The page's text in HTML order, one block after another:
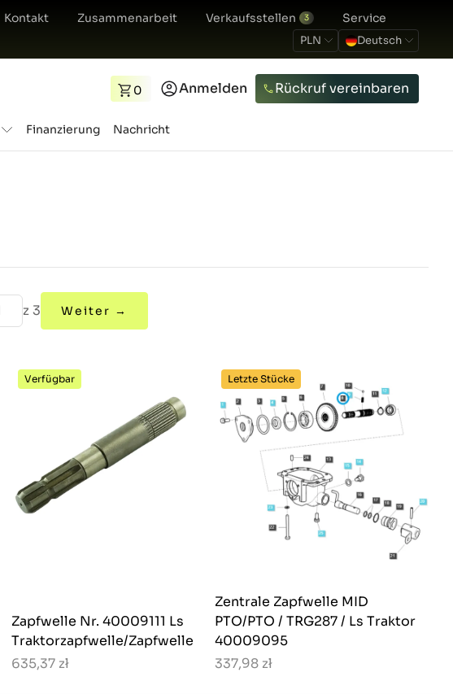
Kontakt Zusammenarbeit Verkaufsstellen 3 Service
PLN Deutsch
0 Anmelden Rückruf vereinbaren
Finanzierung Nachricht
z 3 Weiter →
Verfügbar
Zapfwelle Nr. 40009111 Ls
Traktorzapfwelle/Zapfwelle
635,37 zł
Letzte Stücke
Zentrale Zapfwelle MID
PTO/PTO / TRG287 / Ls Traktor
40009095
337,98 zł